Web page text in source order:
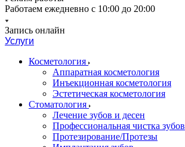
Работаем ежедневно с 10:00 до 20:00
Запись онлайн
Услуги
Косметология
Аппаратная косметология
Инъекционная косметология
Эстетическая косметология
Стоматология
Лечение зубов и десен
Профессиональная чистка зубов
Протезирование/Протезы